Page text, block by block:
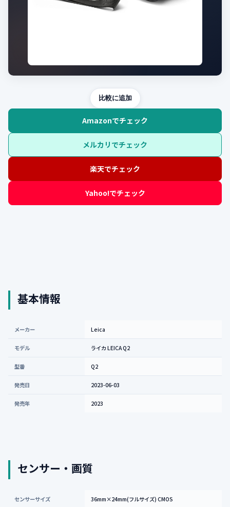
比較に追加
Amazonでチェック
メルカリでチェック
楽天でチェック
Yahoo!でチェック
基本情報
メーカー Leica
モデル ライカ LEICA Q2
型番 Q2
発売日 2023-06-03
発売年 2023
センサー・画質
センサーサイズ 36mm×24mm(フルサイズ) CMOS